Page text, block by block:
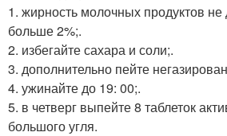
1. жирность молочных продуктов
больше 2%;.
2. избегайте сахара и соли;.
3. дополнительно пейте
4. ужинайте до 19: 00;.
5. в четверг выпейте 8 таблеток
большого угля.